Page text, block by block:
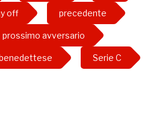
off precedente
prossimo avversario
Serie C